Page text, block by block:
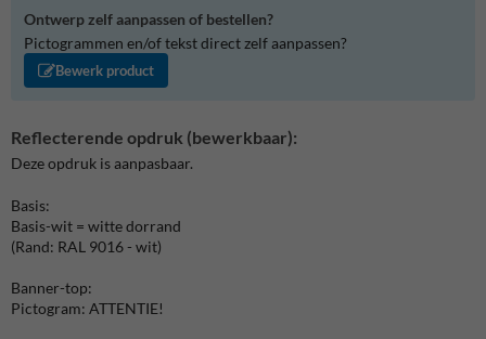
Ontwerp zelf aanpassen of bestellen?
Pictogrammen en/of tekst direct zelf aanpassen?
Bewerk product
Reflecterende opdruk (bewerkbaar):
Deze opdruk is aanpasbaar.
Basis:
Basis-wit = witte dorrand
(Rand: RAL 9016 - wit)
Banner-top:
Pictogram: ATTENTIE!